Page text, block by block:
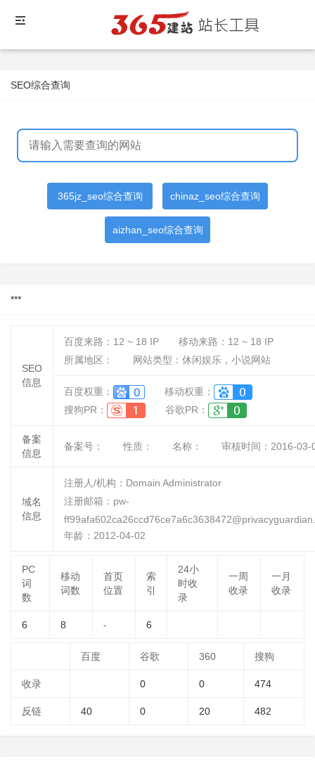
SEO综合查询
365jz_seo综合查询 chinaz_seo综合查询
aizhan_seo综合查询
***
SEO
信息
百度来路： 12 ~ 18 IP 移动来路： 12 ~ 18 IP
所属地区：
网站类型：休闲娱乐，小说网站
百度权重：
移动权重：
搜狗PR：
谷歌PR：
备案
信息
备案号： 性质： 名称： 审核时间： 2016-03-
域名
信息
注册人/机构：Domain Administrator
注册邮箱：pw-
年龄：2012-04-02
PC
词
数
移动
词数
首页
位置
索
引
24小
时收
录
一周
收录
一月
收录
6 8 - 6
百度 谷歌 360 搜狗
收录 0 0 474
反链 40 0 20 482